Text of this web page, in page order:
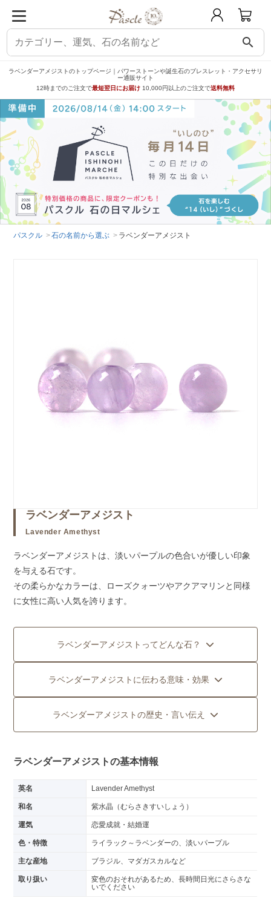
search
ラベンダーアメジストのトップページ｜パワーストーンや誕生石のブレスレット・アクセサリ
ー通販サイト
12時までのご注文で最短翌日にお届け 10,000円以上のご注文で送料無料
パスクル 石の名前から選ぶ ラベンダーアメジスト
ラベンダーアメジスト
Lavender Amethyst
ラベンダーアメジストは、淡いパープルの色合いが優しい印象
を与える石です。
その柔らかなカラーは、ローズクォーツやアクアマリンと同様
に女性に高い人気を誇ります。
ラベンダーアメジストってどんな石？
ラベンダーアメジストに伝わる意味・効果
ラベンダーアメジストの歴史・言い伝え
ラベンダーアメジストの基本情報
英名 Lavender Amethyst
和名 紫水晶（むらさきすいしょう）
運気 恋愛成就・結婚運
色・特徴 ライラック～ラベンダーの、淡いパープル
主な産地 ブラジル、マダガスカルなど
取り扱い
変色のおそれがあるため、長時間日光にさらさな
いでください